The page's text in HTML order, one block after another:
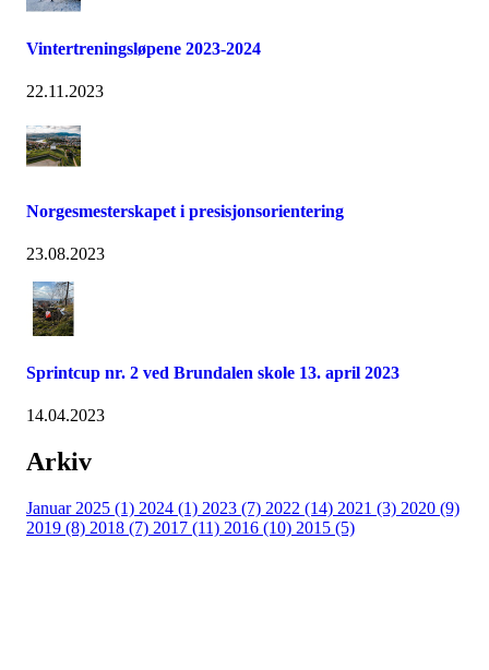
Vintertreningsløpene 2023-2024
22.11.2023
Norgesmesterskapet i presisjonsorientering
23.08.2023
Sprintcup nr. 2 ved Brundalen skole 13. april 2023
14.04.2023
Arkiv
Januar 2025 (1) 2024 (1) 2023 (7) 2022 (14) 2021 (3) 2020 (9)
2019 (8) 2018 (7) 2017 (11) 2016 (10) 2015 (5)